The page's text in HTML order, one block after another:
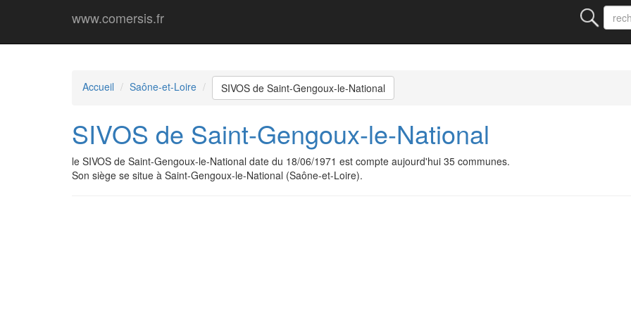
www.comersis.fr
Accueil Saône-et-Loire SIVOS de Saint-Gengoux-le-National
SIVOS de Saint-Gengoux-le-National
le SIVOS de Saint-Gengoux-le-National date du 18/06/1971 est compte aujourd'hui 35 communes.
Son siège se situe à Saint-Gengoux-le-National (Saône-et-Loire).